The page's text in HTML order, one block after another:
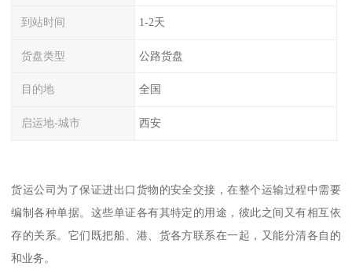
到站时间 1-2天
货盘类型 公路货盘
目的地 全国
启运地-城市 西安
货运公司为了保证进出口货物的安全交接，在整个运输过程中需要
编制各种单据。这些单证各有其特定的用途，彼此之间又有相互依
存的关系。它们既把船、港、货各方联系在一起，又能分清各自的
和业务。